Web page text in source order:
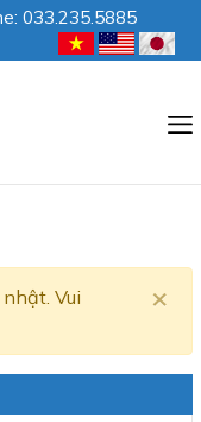
033.235.5885
×
Vui